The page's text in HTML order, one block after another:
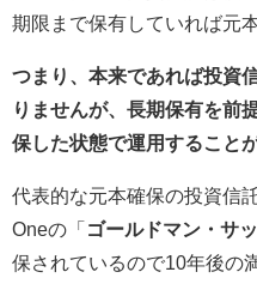
期限まで保有していれば元
つまり、本来であれば投資
りませんが、長期保有を前
保した状態で運用すること
代表的な元本確保の投資信
Oneの「 ゴールドマン・サ
保されているので10年後の